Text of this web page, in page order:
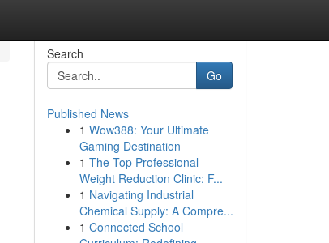
Search
Go
Published News
1 Wow388: Your Ultimate
Gaming Destination
1 The Top Professional
Weight Reduction Clinic: F...
1 Navigating Industrial
Chemical Supply: A Compre...
1 Connected School